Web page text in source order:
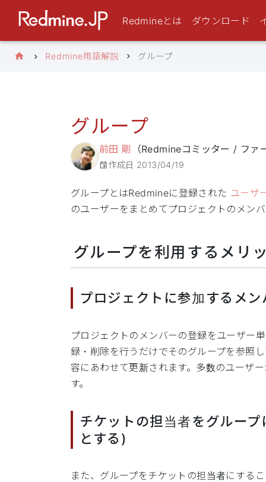
Redmineとは ダウンロード
Redmine用語解説 グループ
グループ
前田 剛 （Redmineコミッター / ファ
作成日 2013/04/19
グループとはRedmineに登録された ユーザ
のユーザーをまとめてプロジェクトのメン
グループを利用するメリ
プロジェクトに参加するメ
プロジェクトのメンバーの登録をユーザー
録・削除を行うだけでそのグループを参照
容にあわせて更新されます。多数のユーザ
す。
チケットの担当者をグルー
とする)
また、グループをチケットの担当者にする